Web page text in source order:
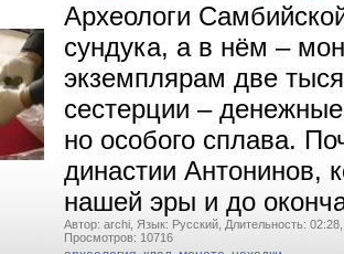
Археологи
сундука, а в нём –
экземплярам две
сестерции –
но особого сплава.
династии Антонинов,
нашей эры и до
Автор: archi, Язык: Русский, Длительность: 02:28,
Просмотров: 10716